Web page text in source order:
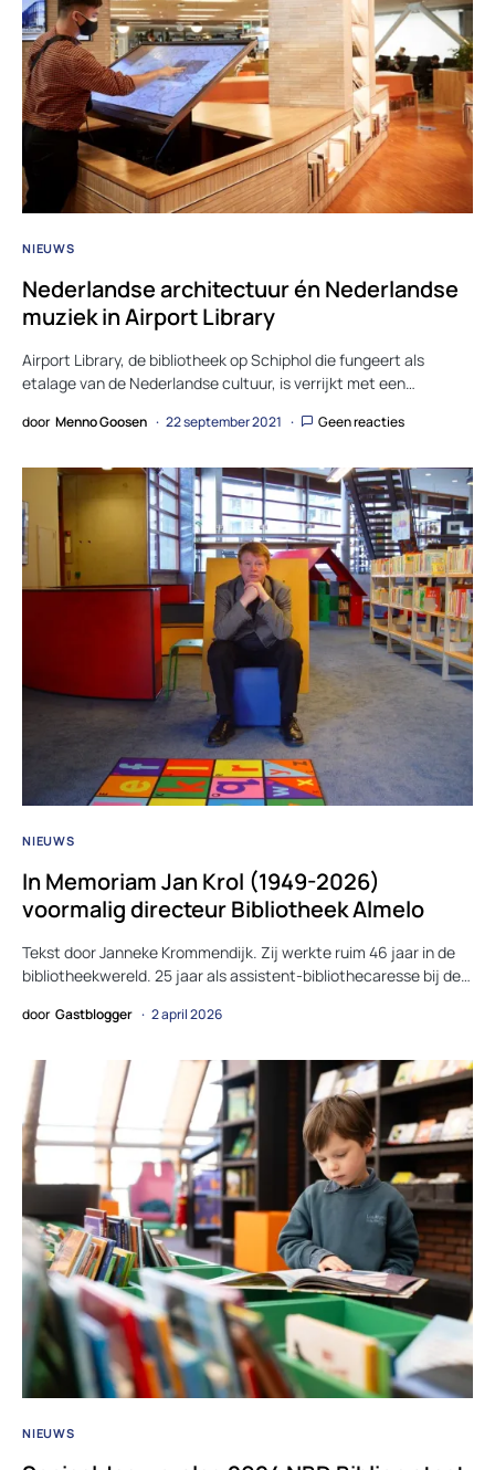
NIEUWS
Nederlandse architectuur én Nederlandse
muziek in Airport Library
Airport Library, de bibliotheek op Schiphol die fungeert als
etalage van de Nederlandse cultuur, is verrijkt met een…
door Menno Goosen 22 september 2021 Geen reacties
NIEUWS
In Memoriam Jan Krol (1949-2026)
voormalig directeur Bibliotheek Almelo
Tekst door Janneke Krommendijk. Zij werkte ruim 46 jaar in de
bibliotheekwereld. 25 jaar als assistent-bibliothecaresse bij de…
door Gastblogger 2 april 2026
NIEUWS